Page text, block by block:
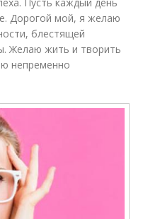
Дорогой мой, я желаю
блестящей
Желаю жить и творить
непременно